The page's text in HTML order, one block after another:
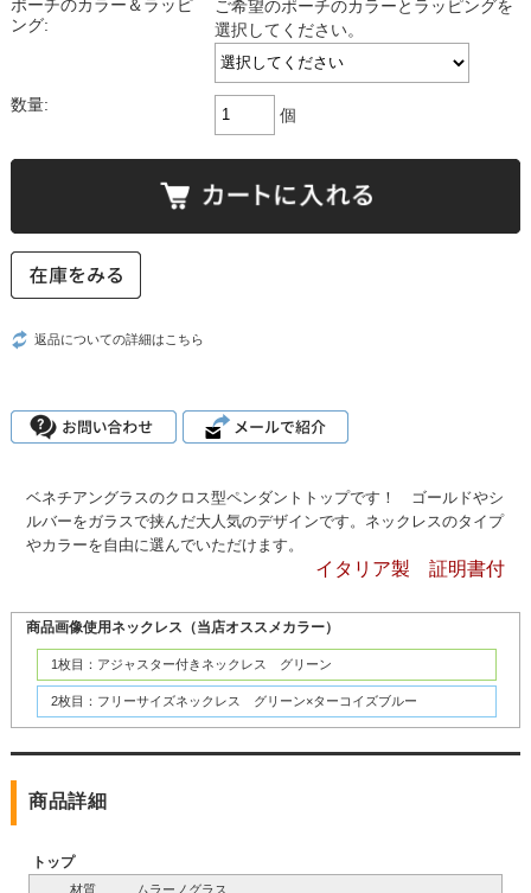
ポーチのカラー＆ラッピ
ング:
ご希望のポーチのカラーとラッピングを
選択してください。
数量:
個
返品についての詳細はこちら
ベネチアングラスのクロス型ペンダントトップです！ ゴールドやシ
ルバーをガラスで挟んだ大人気のデザインです。ネックレスのタイプ
やカラーを自由に選んでいただけます。
イタリア製 証明書付
商品画像使用ネックレス（当店オススメカラー）
1枚目：アジャスター付きネックレス グリーン
2枚目：フリーサイズネックレス グリーン×ターコイズブルー
商品詳細
トップ
材質 ムラーノグラス